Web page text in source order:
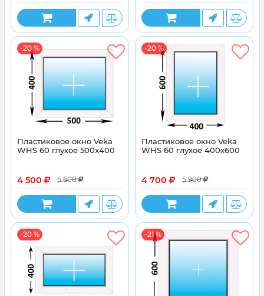
-20 %
Пластиковое окно Veka
WHS 60 глухое 500x400
4 500 5 600
-20 %
Пластиковое окно Veka
WHS 60 глухое 400x600
4 700 5 900
-20 % -21 %